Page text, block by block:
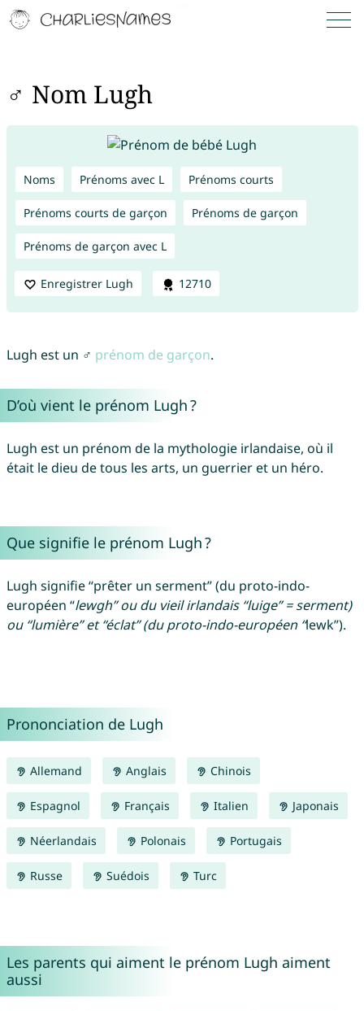
♂ Nom Lugh
Noms Prénoms avec L Prénoms courts
Prénoms courts de garçon Prénoms de garçon
Prénoms de garçon avec L
Enregistrer Lugh 12710
Lugh est un ♂ prénom de garçon.
D’où vient le prénom Lugh ?
Lugh est un prénom de la mythologie irlandaise, où il
était le dieu de tous les arts, un guerrier et un héro.
Que signifie le prénom Lugh ?
Lugh signifie “prêter un serment” (du proto-indo-
européen “lewgh” ou du vieil irlandais “luige” = serment)
ou “lumière” et “éclat” (du proto-indo-européen “lewk”).
Prononciation de Lugh
Allemand Anglais Chinois
Espagnol Français Italien Japonais
Néerlandais Polonais Portugais
Russe Suédois Turc
Les parents qui aiment le prénom Lugh aiment
aussi